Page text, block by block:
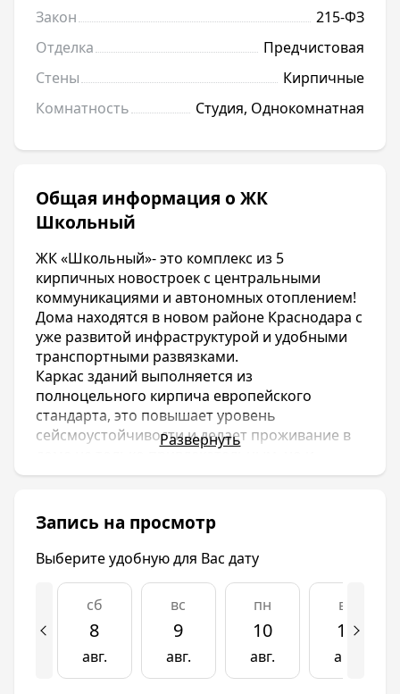
Закон
215-ФЗ
Отделка
Предчистовая
Стены
Кирпичные
Комнатность
Студия, Однокомнатная
Общая информация о ЖК
Школьный
ЖК «Школьный»- это комплекс из 5
кирпичных новостроек с центральными
коммуникациями и автономных отоплением!
Дома находятся в новом районе Краснодара с
уже развитой инфраструктурой и удобными
транспортными развязками.
Каркас зданий выполняется из
полноцельного кирпича европейского
стандарта, это повышает уровень
сейсмоустойчивости и делает проживание в
доме не только привлекательным, но и
надежным.
кирпичом. Этот материал получил признание
в строительной сфере за свою
долговечность, прочность и престижный
внешний вид.
ЖК «Школьный»- это комплекс из 5
кирпичных новостроек с центральными
Дома находятся в новом районе Краснодара с
уже развитой инфраструктурой и удобными
Развернуть
Запись на просмотр
Выберите удобную для Вас дату
сб
8
авг.
вс
9
авг.
пн
10
авг.
вт
11
авг.